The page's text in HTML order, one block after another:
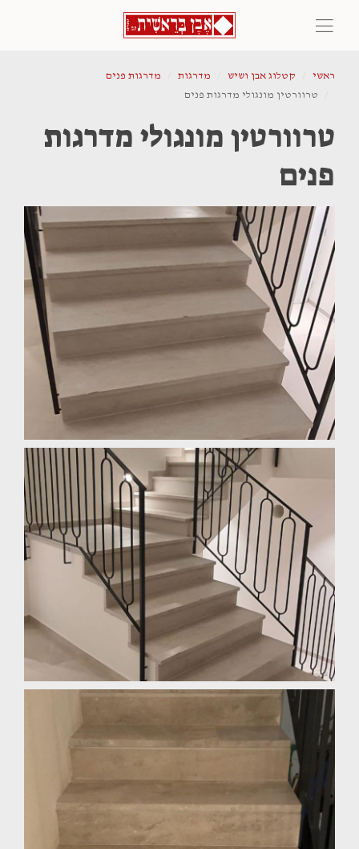
ראשי קטלוג אבן ושיש מדרגות
מדרגות פנים
טרוורטין מונגולי מדרגות פנים
טרוורטין מונגולי מדרגות
פנים